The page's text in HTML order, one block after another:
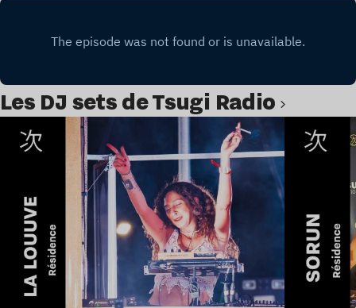
Les DJ sets de Tsugi Radio
Lire l’article